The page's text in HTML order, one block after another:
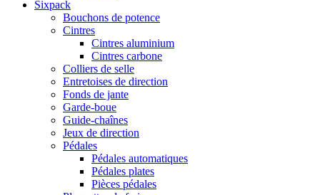
Sixpack
Bouchons de potence
Cintres
Cintres aluminium
Cintres carbone
Colliers de selle
Entretoises de direction
Fonds de jante
Garde-boue
Guide-chaînes
Jeux de direction
Pédales
Pédales automatiques
Pédales plates
Pièces pédales